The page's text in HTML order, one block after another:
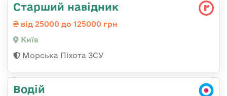
Стаpший навідник
від 25000 до 125000 грн
Київ
Морська Піхота ЗСУ
Водій